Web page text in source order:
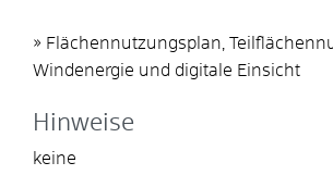
» Flächennutzungsplan,
Windenergie und digitale Einsicht
Hinweise
keine